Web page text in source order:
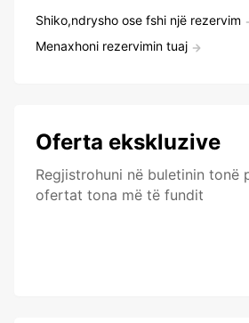
Shiko,ndrysho ose fshi një rezervim
Menaxhoni rezervimin tuaj
Oferta ekskluzive
Regjistrohuni në buletinin tonë
ofertat tona më të fundit